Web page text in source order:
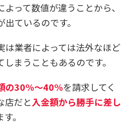
って数値が違うことから、
ているのです。
は業者によっては法外なほど
まうこともあるのです。
の30%～40%を請求してく
店だと入金額から勝手に差し
。